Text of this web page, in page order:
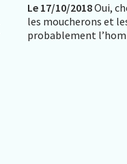
Le 17/10/2018Oui,
les moucherons et
probablement